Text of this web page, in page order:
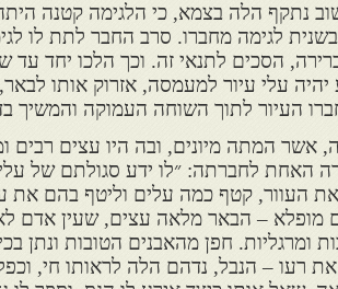
נתקף הלה בצמא, כי הלגימה קטנה
לגימה מחברו. סרב החבר לתת לו
הסכים לתנאי זה. וכך הלכו יחד עד
עלי עיור למעמסה, אזרוק אותו לבאר,
העיור לתוך השוחה העמוקה והמשיך
אשר המתה מיונים, ובה היו עצים רבים
האחת לחברתה: ״לו ידע סגולתם של
העוור, קטף כמה עלים וליטף בהם את
מופלא – הבאר מלאה עצים, שעין אדם
ומרגליות. חפן מהאבנים הטובות ונתן
רעו – הנבל, נדהם הלה לראותו חי,